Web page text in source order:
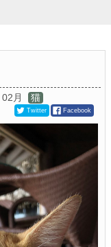
月 猫
Twitter Facebook